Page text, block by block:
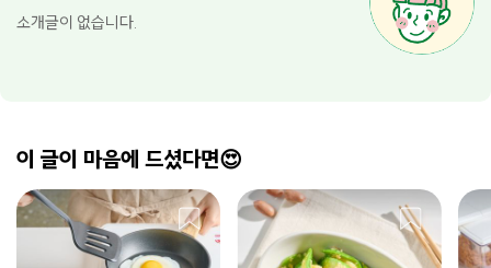
소개글이 없습니다.
이 글이 마음에 드셨다면😍